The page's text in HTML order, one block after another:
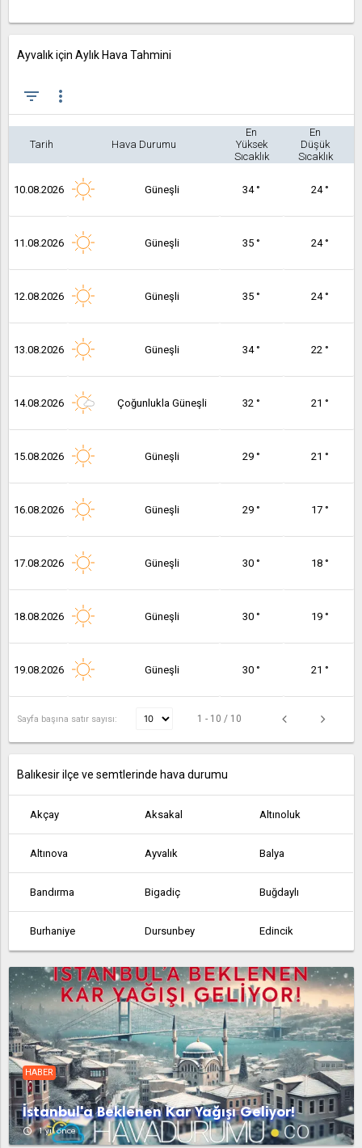
Ayvalık için Aylık Hava Tahmini
filter_list more_vert
Tarih Hava Durumu
En
Yüksek
Sıcaklık
En
Düşük
Sıcaklık
10.08.2026 Güneşli 34 ° 24 °
11.08.2026 Güneşli 35 ° 24 °
12.08.2026 Güneşli 35 ° 24 °
13.08.2026 Güneşli 34 ° 22 °
14.08.2026 Çoğunlukla Güneşli 32 ° 21 °
15.08.2026 Güneşli 29 ° 21 °
16.08.2026 Güneşli 29 ° 17 °
17.08.2026 Güneşli 30 ° 18 °
18.08.2026 Güneşli 30 ° 19 °
19.08.2026 Güneşli 30 ° 21 °
Sayfa başına satır sayısı: 1 - 10 / 10
Balıkesir ilçe ve semtlerinde hava durumu
Akçay Aksakal Altınoluk
Altınova Ayvalık Balya
Bandırma Bigadiç Buğdaylı
Burhaniye Dursunbey Edincik
Edremit Erdek Fındıklı
Gökçedağ Gömeç Gönen
Havran İvrindi Kalkım
Kepsut Manyas Marmara
Osmaniye Sarıköy Savaştepe
HABER
İstanbul'a Beklenen Kar Yağışı Geliyor!
access_time 1 yıl önce